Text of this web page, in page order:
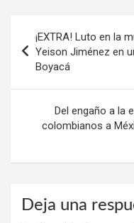
de
entradas
¡EXTRA! Luto en la
Yeison Jiménez en
Boyacá
Del engaño a la
colombianos a
Deja una